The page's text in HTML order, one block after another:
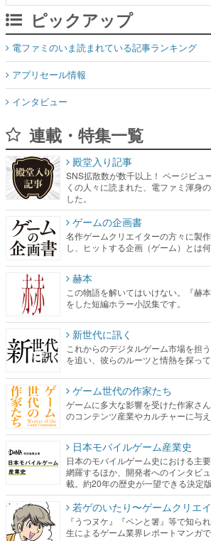
ピックアップ
電ファミのいま読まれている記事ランキング
アプリセール情報
インタビュー
連載・特集一覧
殿堂入り記事
SNS拡散数が数千以上！ ページビュ
くの人々に読まれた、電ファミ渾身
した。
ゲームの企画書
名作ゲームクリエイターの方々に製
し、ヒットする企画（ゲーム）とは
赫本
この物語を解いてはいけない。『赫
をした短編ホラー小説集です。
新世代に訊く
これからのデジタルゲーム市場を担
を追い、彼らのルーツと情熱を探って
ゲーム世代の作家たち
ゲームに多大な影響を受けた作家さ
のコンテンツ産業やカルチャーに与
日本モバイルゲーム産業史
日本のモバイルゲーム史における主
網羅するほか、開発者へのインタビ
載。約20年の歴史が一望できる決定版
若ゲのいたり〜ゲームクリエ
『うつヌケ』『ペンと箸』等で知ら
生によるゲーム業界レポートマンガで